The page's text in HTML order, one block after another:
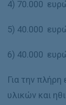
4) 70.000
5) 40.000
6) 40.000
Για την
υλικών και